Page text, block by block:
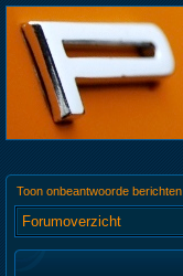
Toon onbeantwoorde berichten
Forumoverzicht